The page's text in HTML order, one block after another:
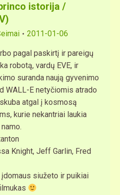
istorija /
2011-01-06
pagal paskirtį ir pareigų
robotą, vardų EVE, ir
suranda naują gyvenimo
WALL-E netyčiomis atrado
atgal į kosmosą
kurie nekantriai laukia
Knight, Jeff Garlin, Fred
siužeto ir puikiai